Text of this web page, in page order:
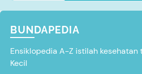
BUNDAPEDIA
Ensiklopedia A-Z istilah kesehatan
Kecil